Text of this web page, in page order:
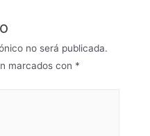
no será publicada.
marcados con *